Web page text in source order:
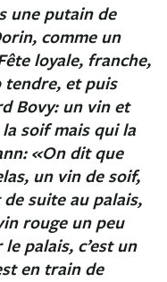
une putain de
comme un
loyale, franche,
tendre, et puis
Bovy: un vin et
soif mais qui la
«On dit que
un vin de soif,
suite au palais,
rouge un peu
palais, c’est un
en train de